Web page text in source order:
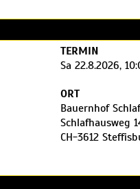
TERMIN
Sa 22.8.2026,
ORT
Bauernhof
Schlafhausweg
CH-3612